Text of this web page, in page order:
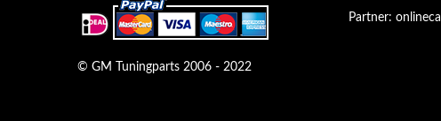
Partner:
© GM Tuningparts 2006 - 2022